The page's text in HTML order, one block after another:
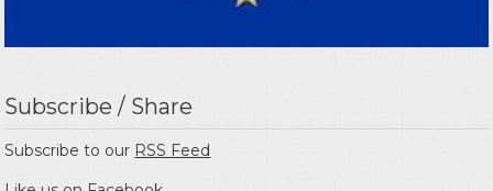
Subscribe / Share
Subscribe to our RSS Feed